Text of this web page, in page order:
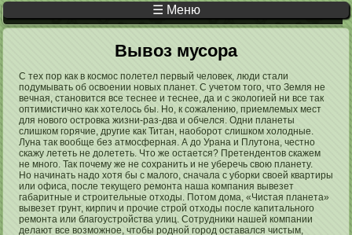
☰ Меню
Вывоз мусора
С тех пор как в космос полетел первый человек, люди стали
подумывать об освоении новых планет. С учетом того, что Земля не
вечная, становится все теснее и теснее, да и с экологией ни все так
оптимистично как хотелось бы. Но, к сожалению, приемлемых мест
для нового островка жизни-раз-два и обчелся. Одни планеты
слишком горячие, другие как Титан, наоборот слишком холодные.
Луна так вообще без атмосферная. А до Урана и Плутона, честно
скажу лететь не долететь. Что же остается? Претендентов скажем
не много. Так почему же не сохранить и не уберечь свою планету.
Но начинать надо хотя бы с малого, сначала с уборки своей квартиры
или офиса, после текущего ремонта наша компания вывезет
габаритные и строительные отходы. Потом дома, «Чистая планета»
вывезет грунт, кирпич и прочие строй отходы после капитального
ремонта или благоустройства улиц. Сотрудники нашей компании
делают все возможное, чтобы родной город оставался чистым,